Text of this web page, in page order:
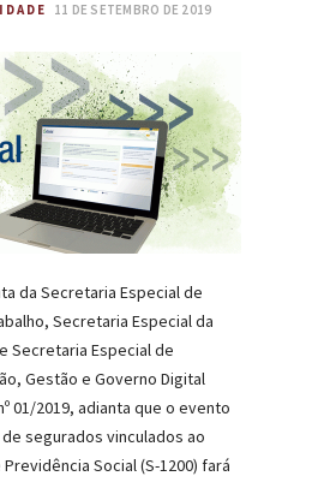
11 DE SETEMBRO DE 2019
da Secretaria Especial de
Secretaria Especial da
Secretaria Especial de
Gestão e Governo Digital
01/2019, adianta que o evento
segurados vinculados ao
Social (S-1200) fará